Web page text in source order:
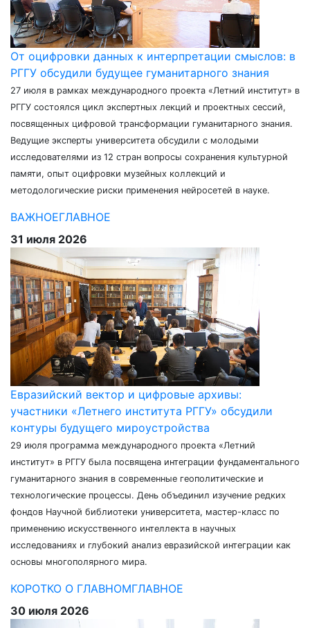
От оцифровки данных к интерпретации смыслов: в
РГГУ обсудили будущее гуманитарного знания
27 июля в рамках международного проекта «Летний институт» в
РГГУ состоялся цикл экспертных лекций и проектных сессий,
посвященных цифровой трансформации гуманитарного знания.
Ведущие эксперты университета обсудили с молодыми
исследователями из 12 стран вопросы сохранения культурной
памяти, опыт оцифровки музейных коллекций и
методологические риски применения нейросетей в науке.
ВАЖНОЕГЛАВНОЕ
31 июля 2026
Евразийский вектор и цифровые архивы:
участники «Летнего института РГГУ» обсудили
контуры будущего мироустройства
29 июля программа международного проекта «Летний
институт» в РГГУ была посвящена интеграции фундаментального
гуманитарного знания в современные геополитические и
технологические процессы. День объединил изучение редких
фондов Научной библиотеки университета, мастер-класс по
применению искусственного интеллекта в научных
исследованиях и глубокий анализ евразийской интеграции как
основы многополярного мира.
КОРОТКО О ГЛАВНОМГЛАВНОЕ
30 июля 2026